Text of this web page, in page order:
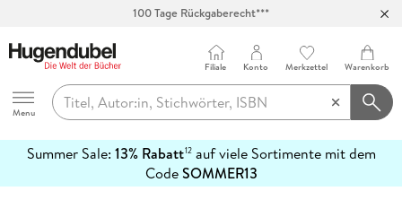
100 Tage Rückgaberecht***
Hugendubel
Menu
Filiale Konto Merkzettel Warenkorb
Summer Sale: 13% Rabatt12auf viele Sortimente mit dem
CodeSOMMER13
erfahren